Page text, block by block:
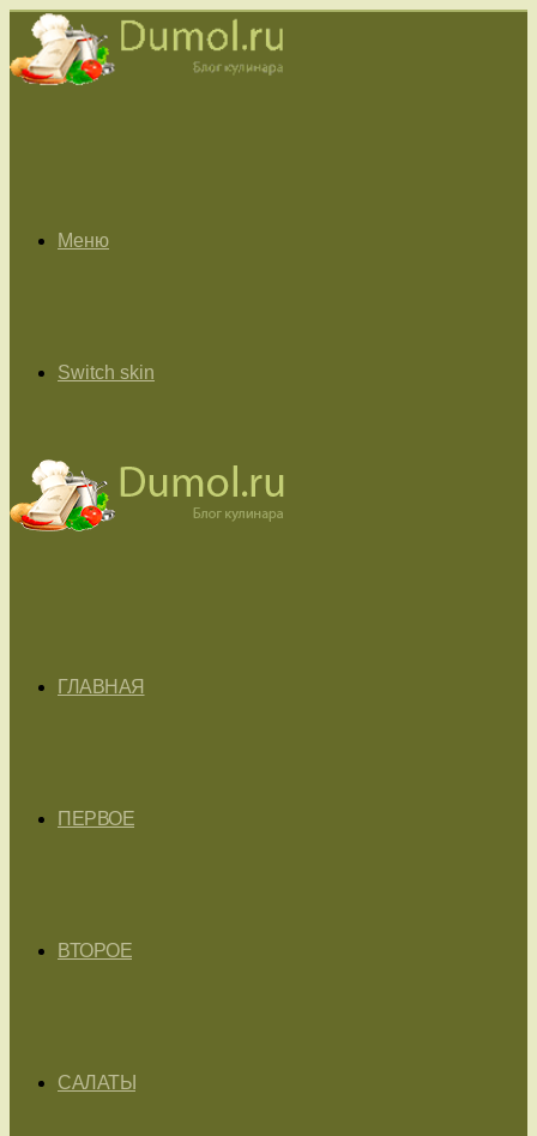
Меню
Switch skin
ГЛАВНАЯ
ПЕРВОЕ
ВТОРОЕ
САЛАТЫ